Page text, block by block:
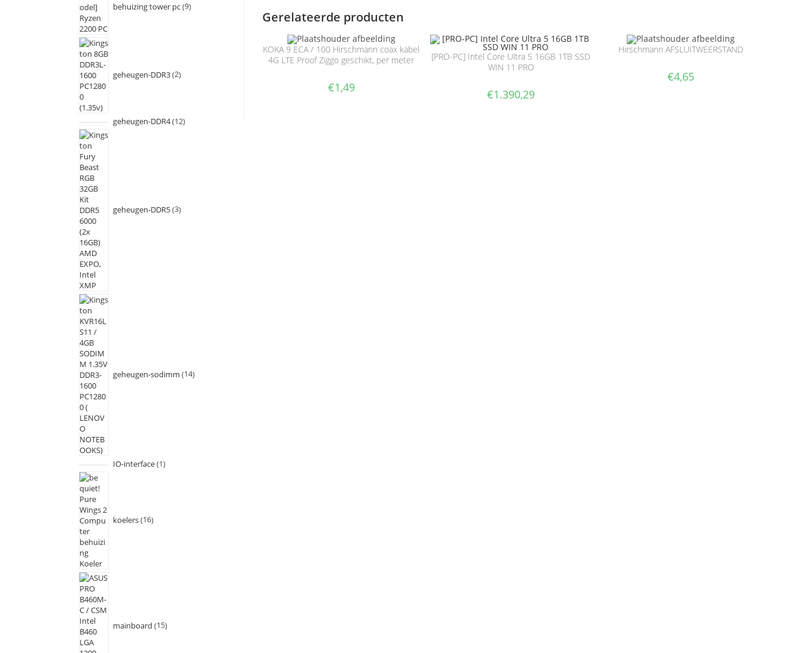
Gerelateerde producten
KOKA 9 ECA / 100 Hirschmann coax kabel
4G LTE Proof Ziggo geschikt, per meter
€1,49
[PRO-PC] Intel Core Ultra 5 16GB 1TB SSD
WIN 11 PRO
€1.390,29
Hirschmann AFSLUITWEERSTAND
€4,65
behuizing tower pc 9
geheugen-DDR3 2
geheugen-DDR4 12
geheugen-DDR5 3
geheugen-sodimm 14
IO-interface 1
koelers 16
mainboard 15